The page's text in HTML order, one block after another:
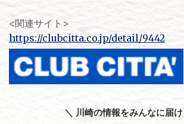
<関連サイト>
https://clubcitta.co.jp/detail/9442
＼ 川崎の情報をみんなに届